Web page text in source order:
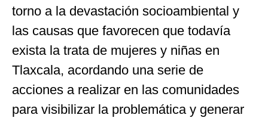
torno a la devastación socioambiental y
las causas que favorecen que todavía
exista la trata de mujeres y niñas en
Tlaxcala, acordando una serie de
acciones a realizar en las comunidades
para visibilizar la problemática y generar